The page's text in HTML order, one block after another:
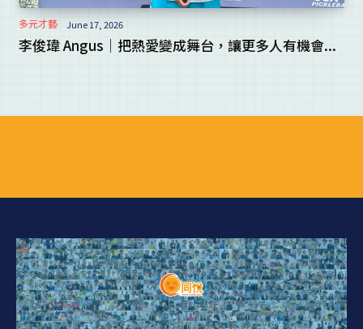
多元才藝 June 17, 2026
李俊瑋 Angus｜把熱愛變成舞台，讓更多人有機會...